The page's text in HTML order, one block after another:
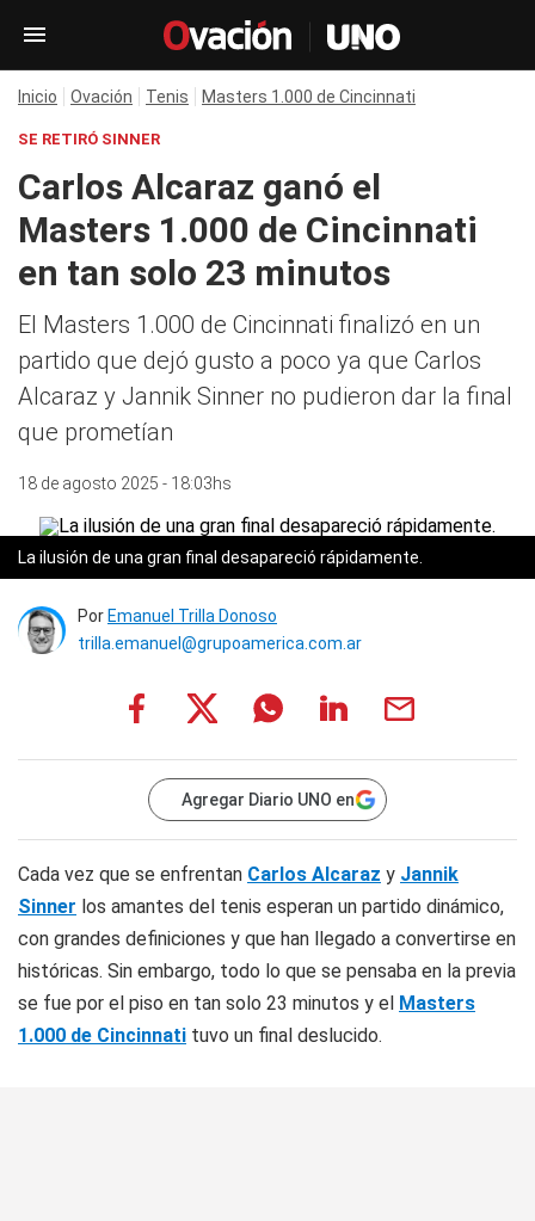
Inicio Ovación Tenis Masters 1.000 de Cincinnati
SE RETIRÓ SINNER
Carlos Alcaraz ganó el
Masters 1.000 de Cincinnati
en tan solo 23 minutos
El Masters 1.000 de Cincinnati finalizó en un
partido que dejó gusto a poco ya que Carlos
Alcaraz y Jannik Sinner no pudieron dar la final
que prometían
18 de agosto 2025 - 18:03hs
La ilusión de una gran final desapareció rápidamente.
Por Emanuel Trilla Donoso
trilla.emanuel@grupoamerica.com.ar
Agregar Diario UNO en
Cada vez que se enfrentan Carlos Alcaraz y Jannik
Sinner los amantes del tenis esperan un partido dinámico,
con grandes definiciones y que han llegado a convertirse en
históricas. Sin embargo, todo lo que se pensaba en la previa
se fue por el piso en tan solo 23 minutos y el Masters
1.000 de Cincinnati tuvo un final deslucido.